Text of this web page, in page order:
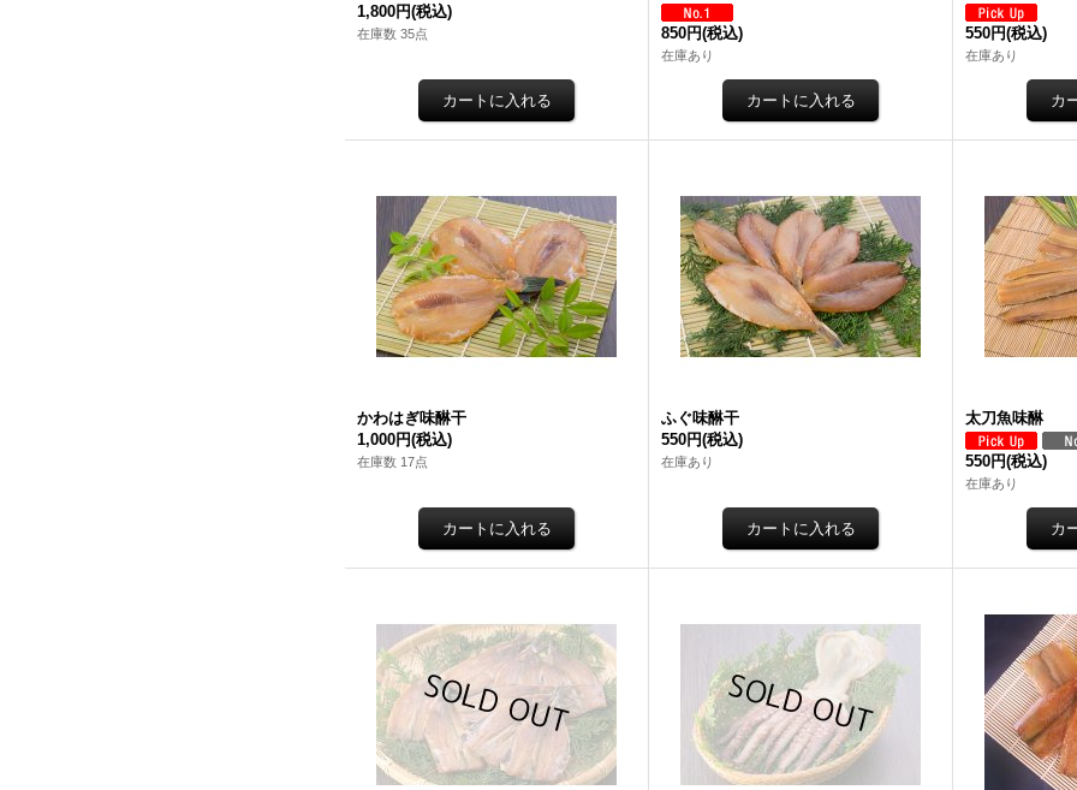
1,800円(税込)
在庫数 35点 850円(税込)
在庫あり
550円(税込)
在庫あり
かわはぎ味醂干
1,000円(税込)
在庫数 17点
ふぐ味醂干
550円(税込)
在庫あり
太刀魚味醂
550円(税込)
在庫あり